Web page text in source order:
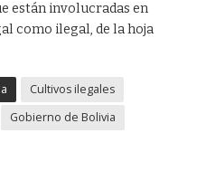
están involucradas en
como ilegal, de la hoja
Cultivos ilegales
Gobierno de Bolivia